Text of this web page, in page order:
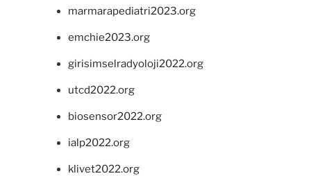
marmarapediatri2023.org
emchie2023.org
girisimselradyoloji2022.org
utcd2022.org
biosensor2022.org
ialp2022.org
klivet2022.org